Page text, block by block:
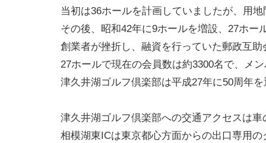
当初は36ホールを計画していましたが、用
その後、昭和42年に9ホールを増設、27ホー
創業者が挫折し、融資を行っていた郵政互
27ホールで現在の会員数は約3300名で、メ
津久井湖ゴルフ倶楽部は平成27年に50周年
津久井湖ゴルフ倶楽部への交通アクセスは
相模湖東ICは東京都心方面からの出口専用